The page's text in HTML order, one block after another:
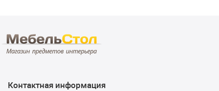
Контактная информация